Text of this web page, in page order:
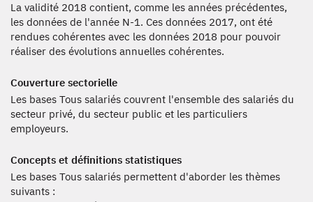
La validité 2018 contient, comme les années précédentes,
les données de l'année N-1. Ces données 2017, ont été
rendues cohérentes avec les données 2018 pour pouvoir
réaliser des évolutions annuelles cohérentes.
Couverture sectorielle
Les bases Tous salariés couvrent l'ensemble des salariés du
secteur privé, du secteur public et les particuliers
employeurs.
Concepts et définitions statistiques
Les bases Tous salariés permettent d'aborder les thèmes
suivants :